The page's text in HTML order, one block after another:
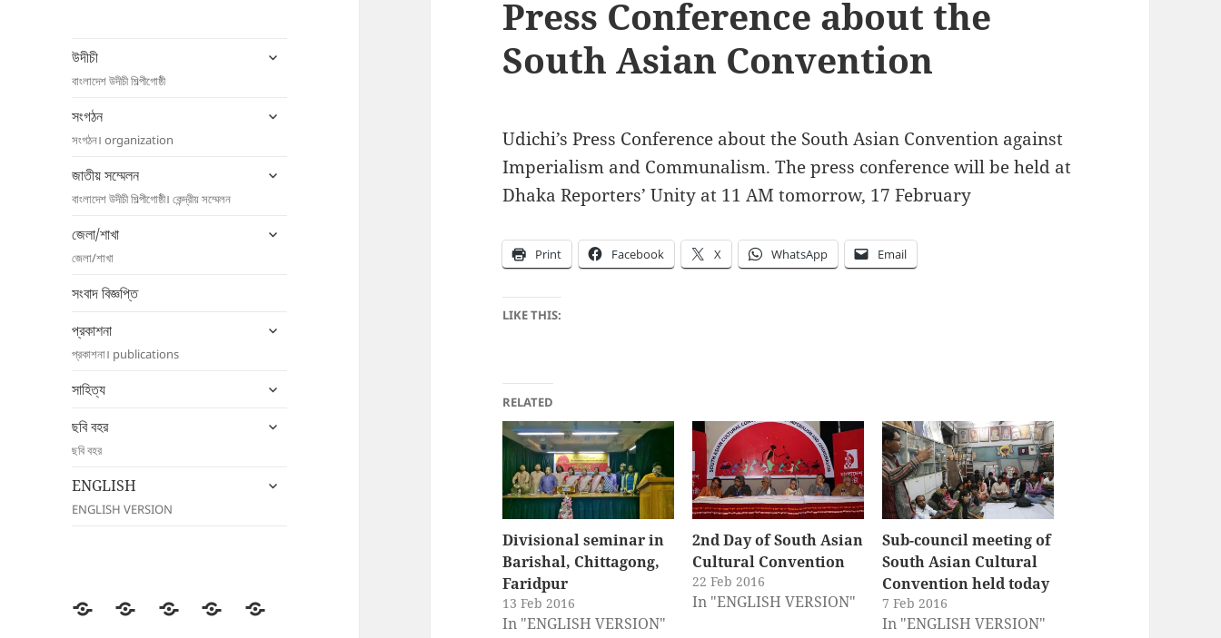
উদীচী
বাংলাদেশ উদীচী শিল্পীগোষ্ঠী
expand
সংগঠন
সংগঠন। organization
expand
জাতীয় সম্মেলন
বাংলাদেশ উদীচী শিল্পীগোষ্ঠী। কেন্দ্রীয় সম্মেলন
expand
জেলা/শাখা
জেলা/শাখা
expand
সংবাদ বিজ্ঞপ্তি
প্রকাশনা
প্রকাশনা। publications
expand
সাহিত্য
expand
menu
ছবি বহর
ছবি বহর
expand
ENGLISH
ENGLISH VERSION
expand
উদীচী সংগঠন
জাতীয়
জেলা/
সংবাদ
Press Conference about the
South Asian Convention
Udichi’s Press Conference about the South Asian Convention against
Imperialism and Communalism. The press conference will be held at
Dhaka Reporters’ Unity at 11 AM tomorrow, 17 February
Print Facebook X WhatsApp Email
LIKE THIS:
RELATED
Divisional seminar in
Barishal, Chittagong,
Faridpur
13 Feb 2016
In "ENGLISH VERSION"
2nd Day of South Asian
Cultural Convention
22 Feb 2016
In "ENGLISH VERSION"
Sub-council meeting of
South Asian Cultural
Convention held today
7 Feb 2016
In "ENGLISH VERSION"